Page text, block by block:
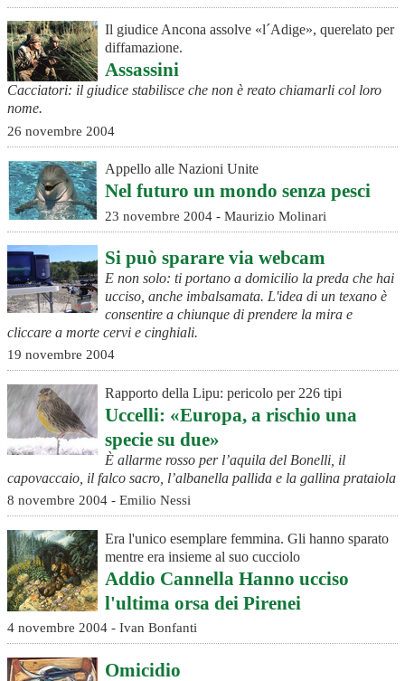
Il giudice Ancona assolve «l´Adige», querelato per
diffamazione.
Assassini
Cacciatori: il giudice stabilisce che non è reato chiamarli col loro
nome.
26 novembre 2004
Appello alle Nazioni Unite
Nel futuro un mondo senza pesci
23 novembre 2004 - Maurizio Molinari
Si può sparare via webcam
E non solo: ti portano a domicilio la preda che hai
ucciso, anche imbalsamata. L'idea di un texano è
consentire a chiunque di prendere la mira e
cliccare a morte cervi e cinghiali.
19 novembre 2004
Rapporto della Lipu: pericolo per 226 tipi
Uccelli: «Europa, a rischio una
specie su due»
È allarme rosso per l’aquila del Bonelli, il
capovaccaio, il falco sacro, l’albanella pallida e la gallina prataiola
8 novembre 2004 - Emilio Nessi
Era l'unico esemplare femmina. Gli hanno sparato
mentre era insieme al suo cucciolo
Addio Cannella Hanno ucciso
l'ultima orsa dei Pirenei
4 novembre 2004 - Ivan Bonfanti
Omicidio